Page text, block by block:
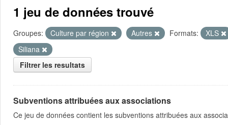
1 jeu de données trouvé
Groupes: Culture par région Autres Formats:
XLS
Siliana
Filtrer les resultats
Subventions attribuées aux associations
Ce jeu de données contient les subventions attribuées aux